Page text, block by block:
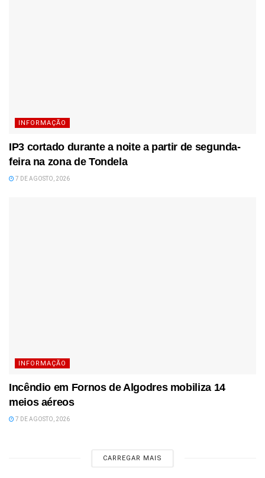
INFORMAÇÃO
IP3 cortado durante a noite a partir de segunda-
feira na zona de Tondela
7 DE AGOSTO, 2026
INFORMAÇÃO
Incêndio em Fornos de Algodres mobiliza 14
meios aéreos
7 DE AGOSTO, 2026
CARREGAR MAIS